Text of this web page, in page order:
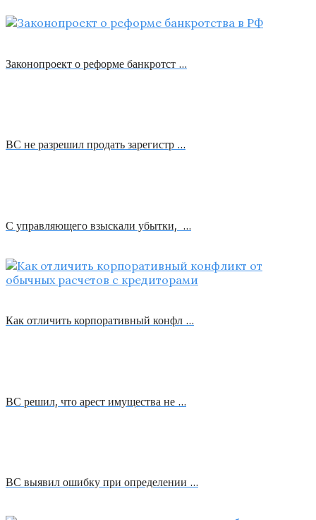
Законопроект о реформе банкротст …
ВС не разрешил продать зарегистр …
С управляющего взыскали убытки, …
Как отличить корпоративный конфл …
ВС решил, что арест имущества не …
ВС выявил ошибку при определении …